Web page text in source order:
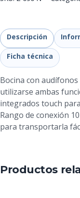
Descripción
Ficha técnica
Bocina con
utilizarse ambas
integrados touch
Rango de conexión
para transportarla
Productos